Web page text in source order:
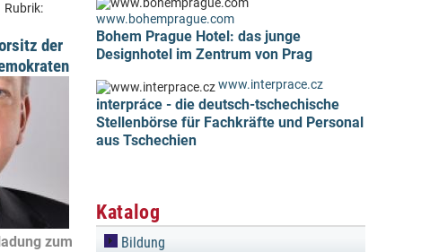
Rubrik:
der
zum
www.bohemprague.com
Bohem Prague Hotel: das junge
Designhotel im Zentrum von Prag
www.interprace.cz
interpráce - die deutsch-tschechische
Stellenbörse für Fachkräfte und Personal
aus Tschechien
Katalog
Bildung